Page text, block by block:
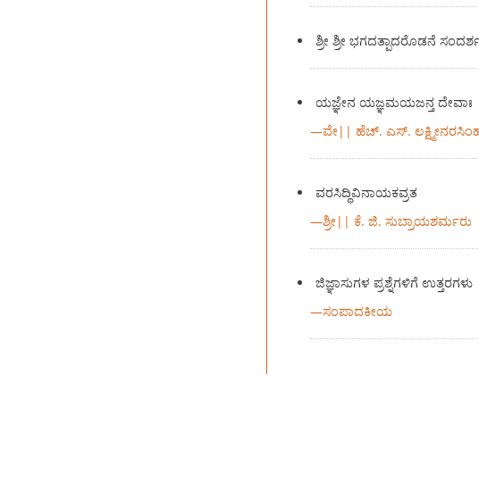
ಶ್ರೀ ಶ್ರೀ ಭಗದತ್ಪಾದರೊಡನೆ
ಯಜ್ಞೇನ ಯಜ್ಞಮಯಜನ್ತ ದೇವಾಃ
—ವೇ|| ಹೆಚ್. ಎಸ್.
ವರಸಿದ್ಥಿವಿನಾಯಕವ್ರತ
—ಶ್ರೀ|| ಕೆ. ಜಿ. ಸುಬ್ರಾಯಶರ್ಮರು
ಜಿಜ್ಞಾಸುಗಳ ಪ್ರಶ್ನೆಗಳಿಗೆ ಉತ್ತರಗಳು
—ಸಂಪಾದಕೀಯ